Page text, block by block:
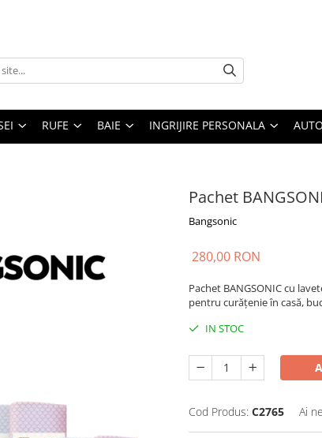
RUFE BAIE INGRIJIRE PERSONALA AUTO
Pachet
Bangsonic
280,00 RON
Pachet BANGSONIC cu
pentru curățenie în casă,
IN STOC
Cod Produs: C2765 Ai